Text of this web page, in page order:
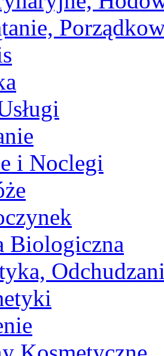
i Noclegi
Biologiczna